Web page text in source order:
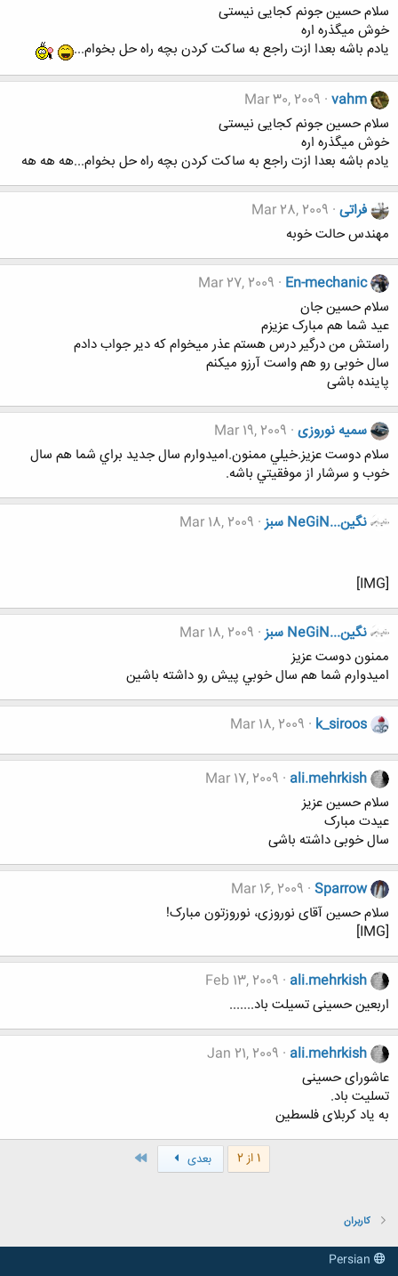
سلام حسین جونم کجایی نیستی
خوش میگذره اره
یادم باشه بعدا ازت راجع به ساکت کردن بچه راه حل بخوام...
vahm
Mar 30, 2009
سلام حسین جونم کجایی نیستی
خوش میگذره اره
یادم باشه بعدا ازت راجع به ساکت کردن بچه راه حل بخوام...هه هه هه
فراتی Mar 28, 2009
مهندس حالت خوبه
En-mechanic
Mar 27, 2009
سلام حسین جان
عید شما هم مبارک عزیزم
راستش من درگیر درس هستم عذر میخوام که دیر جواب دادم
سال خوبی رو هم واست آرزو میکنم
پاینده باشی
سمیه نوروزی Mar 19, 2009
سلام دوست عزيز.خيلي ممنون.اميدوارم سال جديد براي شما هم سال
خوب و سرشار از موفقيتي باشه.
نگين...NeGiN سبز Mar 18, 2009
[IMG]
نگين...NeGiN سبز
Mar 18, 2009
ممنون دوست عزيز
اميدوارم شما هم سال خوبي پيش رو داشته باشين
k_siroos
Mar 18, 2009
ali.mehrkish
Mar 17, 2009
سلام حسین عزیز
عیدت مبارک
سال خوبی داشته باشی
Sparrow
Mar 16, 2009
سلام حسین آقای نوروزی، نوروزتون مبارک!
[IMG]
ali.mehrkish
Feb 13, 2009
اربعین حسینی تسیلت باد.......
ali.mehrkish
Jan 21, 2009
عاشورای حسینی
تسلیت باد.
به یاد کربلای فلسطین
1 از 2 بعدی
کاربران